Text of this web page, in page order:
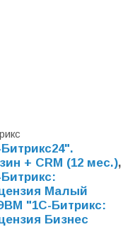
+ CRM (12 мес.),
Малый
"1С-Битрикс:
Бизнес